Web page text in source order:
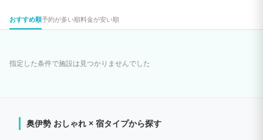
おすすめ順予約が多い順料金が安い順
指定した条件で施設は見つかりませんでした
奥伊勢 おしゃれ × 宿タイプから探す